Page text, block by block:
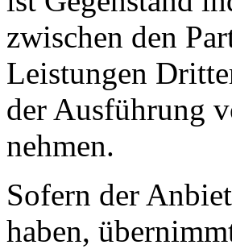
zwischen den
Leistungen
der Ausführung
nehmen.
Sofern der
haben,